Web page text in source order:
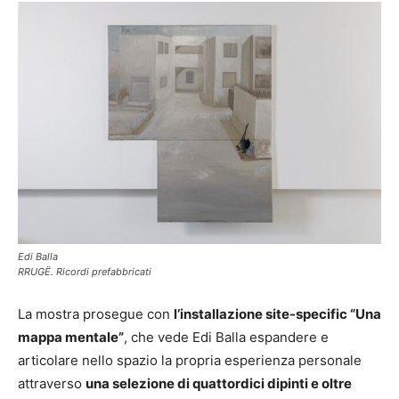
Edi Balla
RRUGË. Ricordi prefabbricati
La mostra prosegue con l’installazione site-specific “Una
mappa mentale”, che vede Edi Balla espandere e
articolare nello spazio la propria esperienza personale
attraverso una selezione di quattordici dipinti e oltre